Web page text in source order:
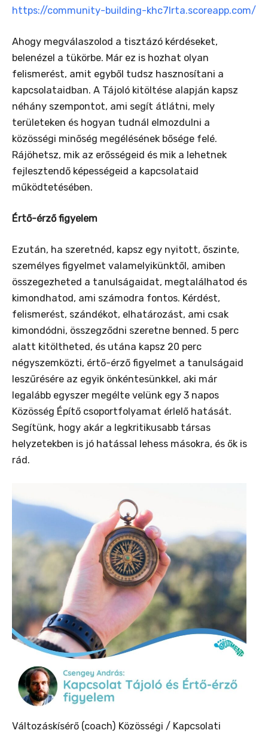
https://community-building-khc7lrta.scoreapp.com/
Ahogy megválaszolod a tisztázó kérdéseket,
belenézel a tükörbe. Már ez is hozhat olyan
felismerést, amit egyből tudsz hasznosítani a
kapcsolataidban. A Tájoló kitöltése alapján kapsz
néhány szempontot, ami segít átlátni, mely
területeken és hogyan tudnál elmozdulni a
közösségi minőség megélésének bősége felé.
Rájöhetsz, mik az erősségeid és mik a lehetnek
fejlesztendő képességeid a kapcsolataid
működtetésében.
Értő-érző figyelem
Ezután, ha szeretnéd, kapsz egy nyitott, őszinte,
személyes figyelmet valamelyikünktől, amiben
összegezheted a tanulságaidat, megtalálhatod és
kimondhatod, ami számodra fontos. Kérdést,
felismerést, szándékot, elhatározást, ami csak
kimondódni, összegződni szeretne benned. 5 perc
alatt kitöltheted, és utána kapsz 20 perc
négyszemközti, értő-érző figyelmet a tanulságaid
leszűrésére az egyik önkéntesünkkel, aki már
legalább egyszer megélte velünk egy 3 napos
Közösség Építő csoportfolyamat érlelő hatását.
Segítünk, hogy akár a legkritikusabb társas
helyzetekben is jó hatással lehess másokra, és ők is
rád.
Változáskísérő (coach) Közösségi / Kapcsolati